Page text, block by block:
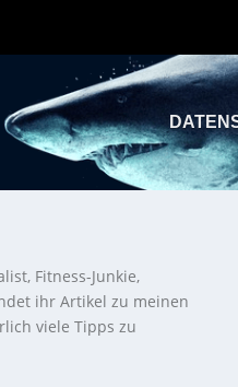
Fitness-Junkie,
ihr Artikel zu meinen
viele Tipps zu